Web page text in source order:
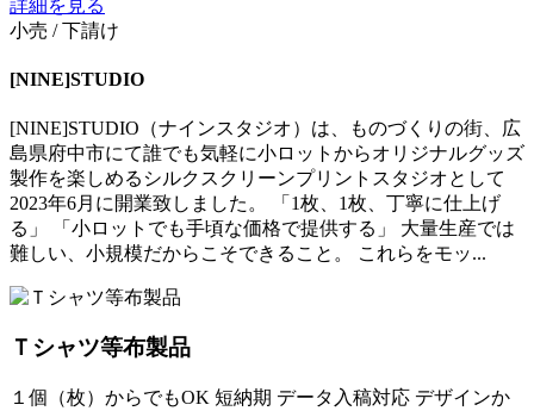
詳細を見る
小売 / 下請け
[NINE]STUDIO
[NINE]STUDIO（ナインスタジオ）は、ものづくりの街、広
島県府中市にて誰でも気軽に小ロットからオリジナルグッズ
製作を楽しめるシルクスクリーンプリントスタジオとして
2023年6月に開業致しました。 「1枚、1枚、丁寧に仕上げ
る」 「小ロットでも手頃な価格で提供する」 大量生産では
難しい、小規模だからこそできること。 これらをモッ...
Ｔシャツ等布製品
１個（枚）からでもOK 短納期 データ入稿対応 デザインか